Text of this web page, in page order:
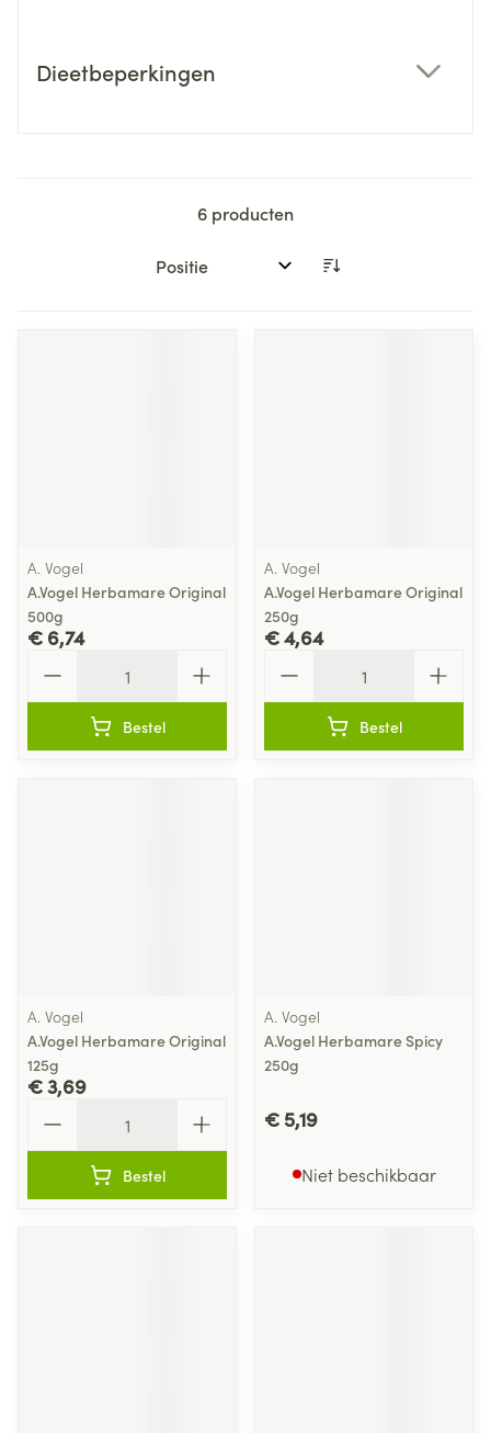
Dieetbeperkingen
6 producten
Sorteer op:
A. Vogel
A.Vogel Herbamare Original
500g
€ 6,74
Bestel
A. Vogel
A.Vogel Herbamare Original
250g
€ 4,64
Bestel
A. Vogel
A.Vogel Herbamare Original
125g
€ 3,69
Bestel
A. Vogel
A.Vogel Herbamare Spicy
250g
€ 5,19
Niet beschikbaar